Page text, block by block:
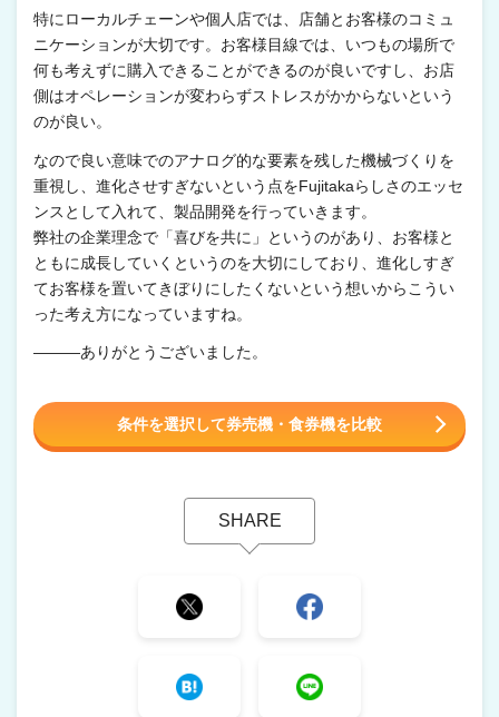
特にローカルチェーンや個人店では、店舗とお客様のコミュ
ニケーションが大切です。お客様目線では、いつもの場所で
何も考えずに購入できることができるのが良いですし、お店
側はオペレーションが変わらずストレスがかからないという
のが良い。
なので良い意味でのアナログ的な要素を残した機械づくりを
重視し、進化させすぎないという点をFujitakaらしさのエッセ
ンスとして入れて、製品開発を行っていきます。
弊社の企業理念で「喜びを共に」というのがあり、お客様と
ともに成長していくというのを大切にしており、進化しすぎ
てお客様を置いてきぼりにしたくないという想いからこうい
った考え方になっていますね。
―――ありがとうございました。
条件を選択して券売機・食券機を比較